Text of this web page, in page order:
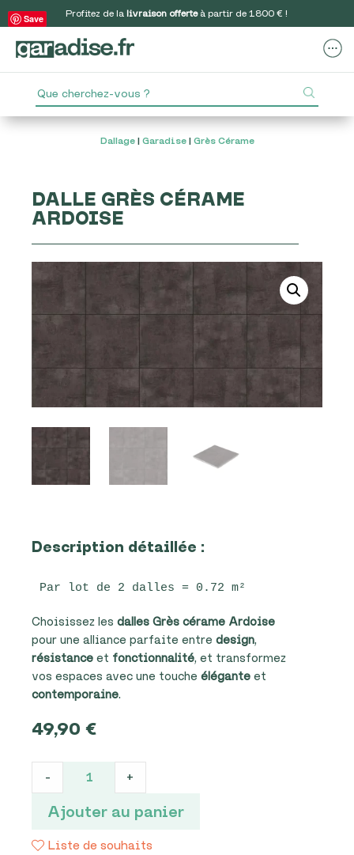
Profitez de la livraison offerteà partir de 1800 € !
Dallage| Garadise| Grès Cérame
Save
DALLE GRÈS CÉRAME
ARDOISE
Description détaillée :
Par lot de 2 dalles = 0.72 m²
Choisissez lesdalles Grès cérame Ardoise
pour une alliance parfaite entredesign,
résistance et fonctionnalité, et transformez
vos espaces avec une toucheélégante et
contemporaine.
49,90€
Grès
Cérame
Ardoise
quantité
- +
Ajouter au panier
Liste de souhaits